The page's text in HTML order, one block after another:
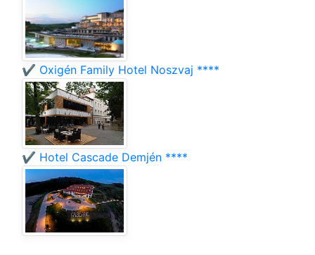
✔️ Oxigén Family Hotel Noszvaj ****
✔️ Hotel Cascade Demjén ****